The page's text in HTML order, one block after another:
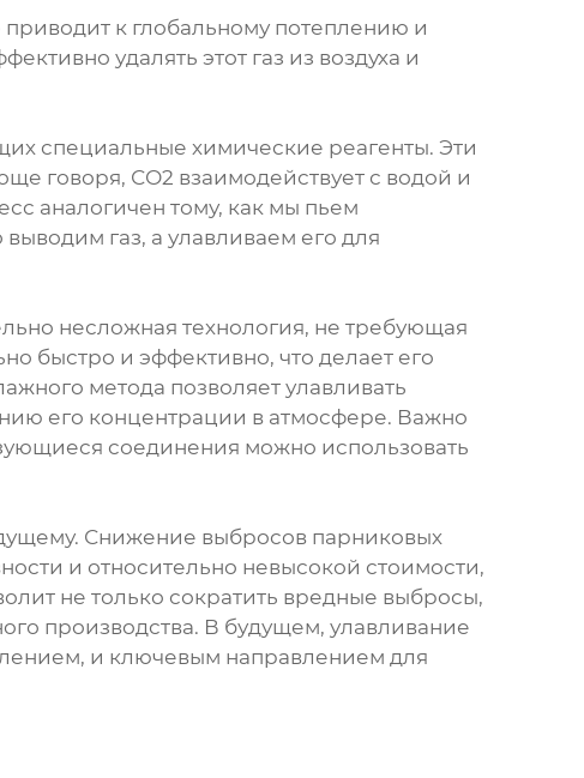
к глобальному потеплению и
удалять этот газ из воздуха и
специальные химические реагенты. Эти
говоря, СО2 взаимодействует с водой и
аналогичен тому, как мы пьем
газ, а улавливаем его для
несложная технология, не требующая
быстро и эффективно, что делает его
метода позволяет улавливать
его концентрации в атмосфере. Важно
соединения можно использовать
Снижение выбросов парниковых
и относительно невысокой стоимости,
не только сократить вредные выбросы,
производства. В будущем, улавливание
и ключевым направлением для